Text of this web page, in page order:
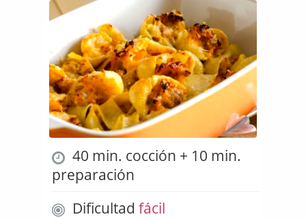
40 min. cocción + 10 min.
preparación
Dificultad fácil